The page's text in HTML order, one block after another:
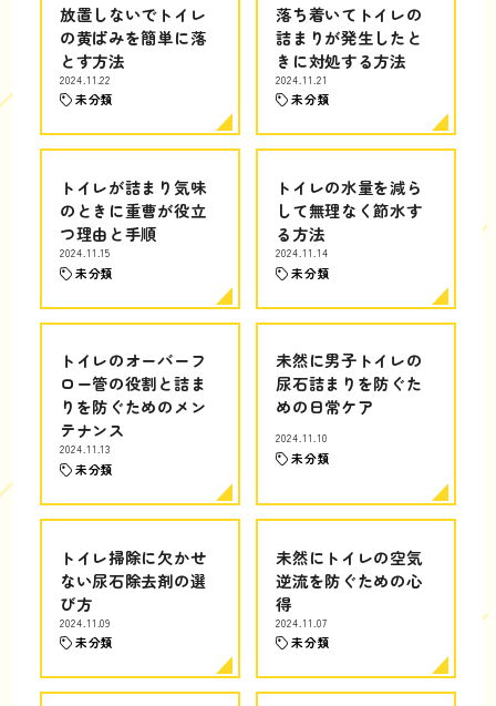
放置しないでトイレ
の黄ばみを簡単に落
とす方法
2024.11.22
未分類
落ち着いてトイレの
詰まりが発生したと
きに対処する方法
2024.11.21
未分類
トイレが詰まり気味
のときに重曹が役立
つ理由と手順
2024.11.15
未分類
トイレの水量を減ら
して無理なく節水す
る方法
2024.11.14
未分類
トイレのオーバーフ
ロー管の役割と詰ま
りを防ぐためのメン
テナンス
2024.11.13
未分類
未然に男子トイレの
尿石詰まりを防ぐた
めの日常ケア
2024.11.10
未分類
トイレ掃除に欠かせ
ない尿石除去剤の選
び方
2024.11.09
未分類
未然にトイレの空気
逆流を防ぐための心
得
2024.11.07
未分類